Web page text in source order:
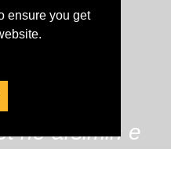
ensure you get
në arsimin e